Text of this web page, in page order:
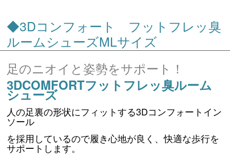
◆3Dコンフォート フットフレッ臭
ルームシューズMLサイズ
足のニオイと姿勢をサポート！
3DCOMFORTフットフレッ臭ルーム
シューズ
人の足裏の形状にフィットする3Dコンフォートイン
ソール
を採用しているので履き心地が良く、快適な歩行を
サポートします。